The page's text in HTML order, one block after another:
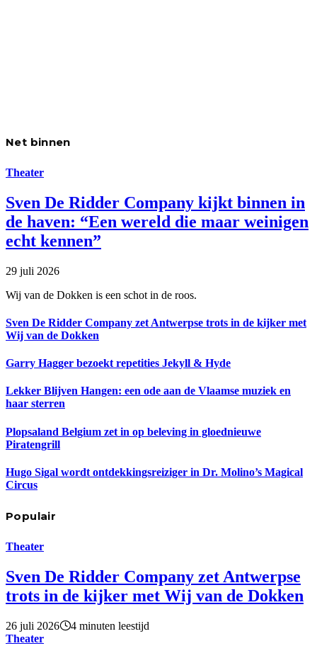
Net binnen
Theater
Sven De Ridder Company kijkt binnen in
de haven: “Een wereld die maar weinigen
echt kennen”
29 juli 2026
Wij van de Dokken is een schot in de roos.
Sven De Ridder Company zet Antwerpse trots in de kijker met
Wij van de Dokken
Garry Hagger bezoekt repetities Jekyll & Hyde
Lekker Blijven Hangen: een ode aan de Vlaamse muziek en
haar sterren
Plopsaland Belgium zet in op beleving in gloednieuwe
Piratengrill
Hugo Sigal wordt ontdekkingsreiziger in Dr. Molino’s Magical
Circus
Populair
Theater
Sven De Ridder Company zet Antwerpse
trots in de kijker met Wij van de Dokken
26 juli 2026
4 minuten leestijd
Theater